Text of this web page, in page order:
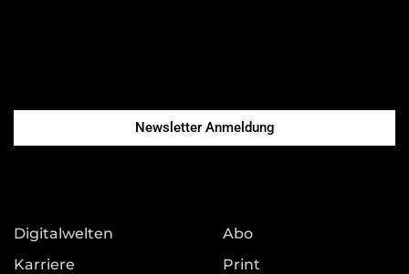
Newsletter Anmeldung
Digitalwelten
Karriere
Abo
Print